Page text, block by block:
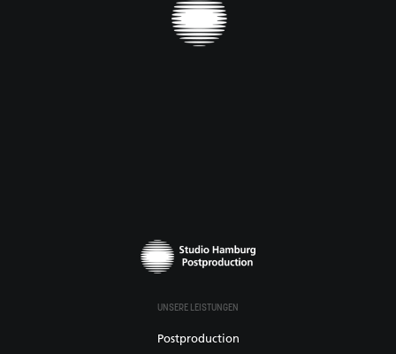
UNSERE LEISTUNGEN
Postproduction